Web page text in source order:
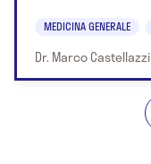
MEDICINA GENERALE
Dr. Marco Castellazzi